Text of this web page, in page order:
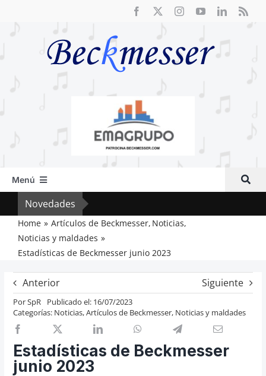
Menú
Inicio
Actual
Artículos
Previos de ópera
Entrevistas
Recomendación
Nosotros y privacidad
Novedades
Home Artículos de Beckmesser Noticias
Noticias y maldades
Estadísticas de Beckmesser junio 2023
Anterior Siguiente
PorSpR
Publicado el: 16/07/2023
Categorías: Noticias,Artículos de Beckmesser, Noticias y maldades
Estadísticas de Beckmesser
junio 2023